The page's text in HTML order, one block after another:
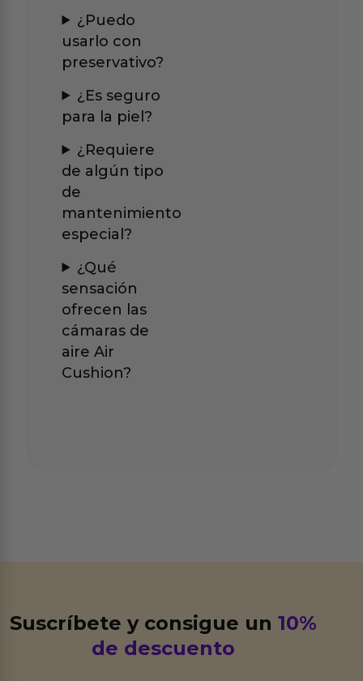
¿Puedo
usarlo con
preservativo?
¿Es seguro
para la piel?
¿Requiere
de algún tipo
de
mantenimiento
especial?
¿Qué
sensación
ofrecen las
cámaras de
aire Air
Cushion?
Suscríbete y consigue un10%
de descuento